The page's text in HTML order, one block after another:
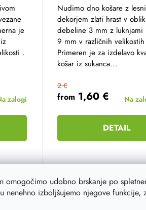
omogočimo udobno brskanje po
nenehno izboljšujemo njegove funkcije,
zalogi
je
.
from 1,60 €
2 €
Na
DETAIL
Nudimo dno košare z
dekorjem zlati hrast v
debeline 3 mm z luknjami
9 mm v različnih
Primeren je za izdelavo
košar iz sukanca...